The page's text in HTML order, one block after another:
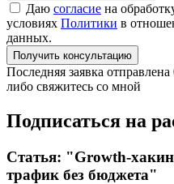
Даю согласие на
условиях Политики в
данных.
Получить консультацию
Последняя заявка
либо свяжитесь со мной
Подписаться на
Статья: "Growth-
трафик без бюджета"